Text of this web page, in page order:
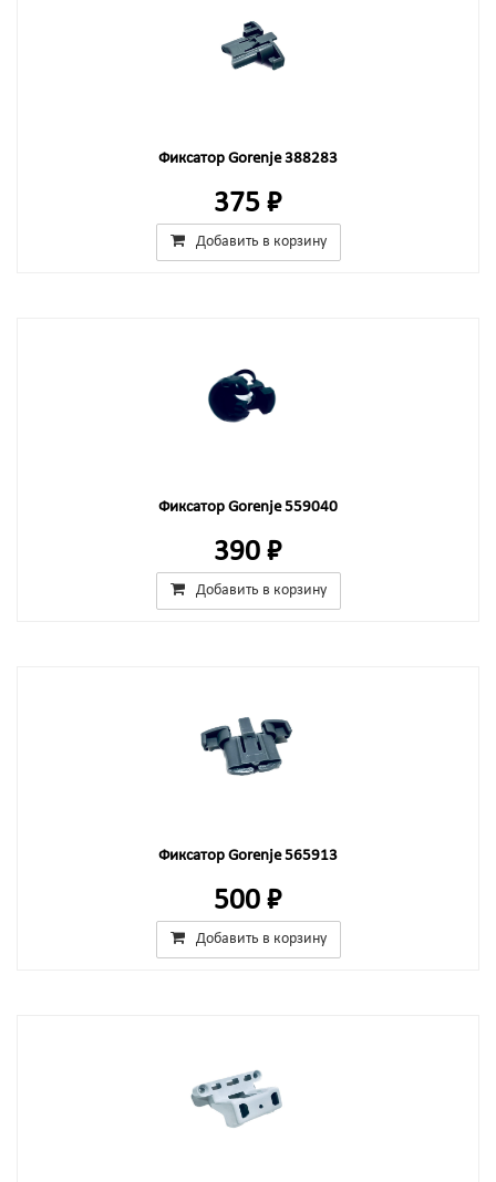
Фиксатор Gorenje 388283
375 ₽
Добавить в корзину
Фиксатор Gorenje 559040
390 ₽
Добавить в корзину
Фиксатор Gorenje 565913
500 ₽
Добавить в корзину